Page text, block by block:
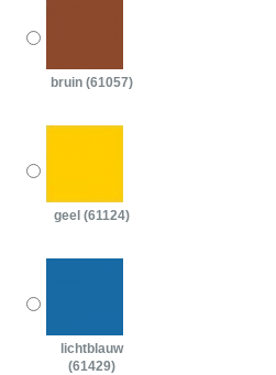
bruin (61057)
geel (61124)
lichtblauw
(61429)